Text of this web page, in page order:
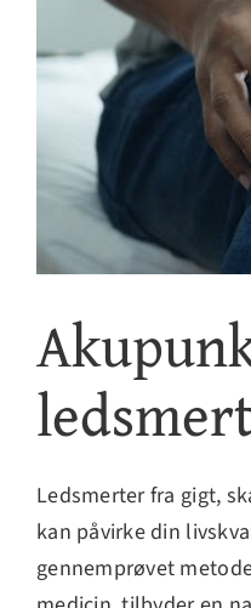
Kontakt
Ledsmerter fra gigt,
kan påvirke din
gennemprøvet